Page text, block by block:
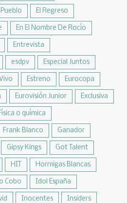
Pueblo El Regreso
En El Nombre De Rocío
Entrevista
esdpv Especial Juntos
Estreno Eurocopa
Eurovisión Junior Exclusiva
o química
Frank Blanco Ganador
Gipsy Kings Got Talent
HIT Hormigas Blancas
Cobo Idol España
Inocentes Insiders